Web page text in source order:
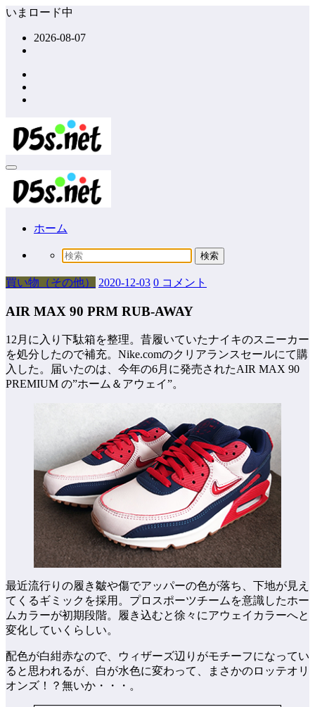
コ
ッ
プ
いまロード中
2026-08-07
ホーム
買い物（その他） 2020-12-03 0 コメント
AIR MAX 90 PRM RUB-AWAY
12月に入り下駄箱を整理。昔履いていたナイキのスニーカー
を処分したので補充。Nike.comのクリアランスセールにて購
入した。届いたのは、今年の6月に発売されたAIR MAX 90
PREMIUM の”ホーム＆アウェイ”。
最近流行りの履き皺や傷でアッパーの色が落ち、下地が見え
てくるギミックを採用。プロスポーツチームを意識したホー
ムカラーが初期段階。履き込むと徐々にアウェイカラーへと
変化していくらしい。
配色が白紺赤なので、ウィザーズ辺りがモチーフになってい
ると思われるが、白が水色に変わって、まさかのロッテオリ
オンズ！？無いか・・・。